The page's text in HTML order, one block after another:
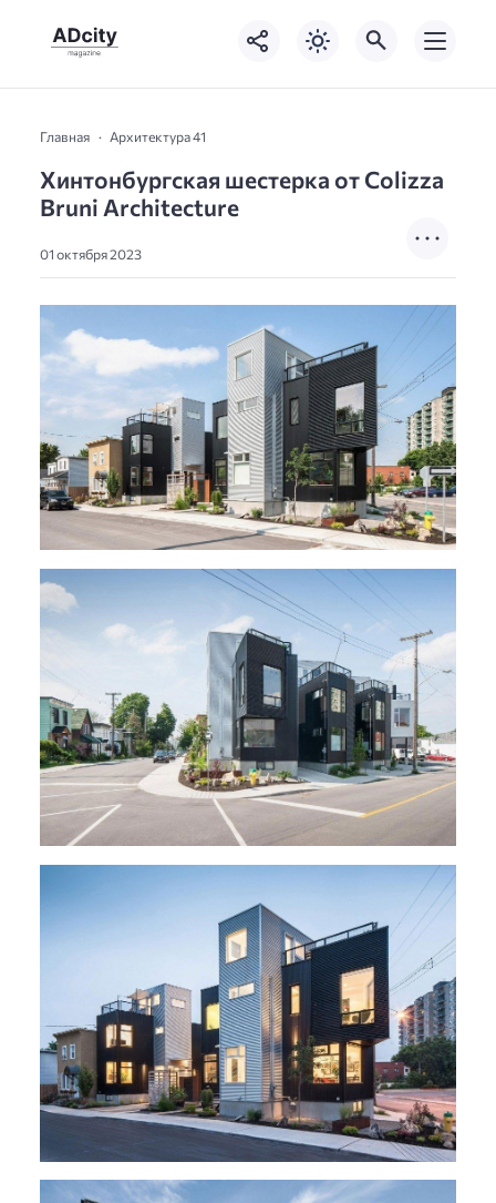
Главная Архитектура 41
Хинтонбургская шестерка от Colizza
Bruni Architecture
01 октября 2023